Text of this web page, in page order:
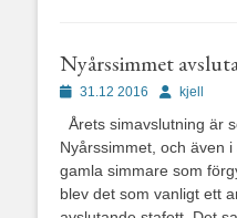
Nyårssimmet
Publicerad
31.12 2016 Författare
kjell
Årets simavslutning är
Nyårssimmet, och även
gamla simmare som
blev det som vanligt ett